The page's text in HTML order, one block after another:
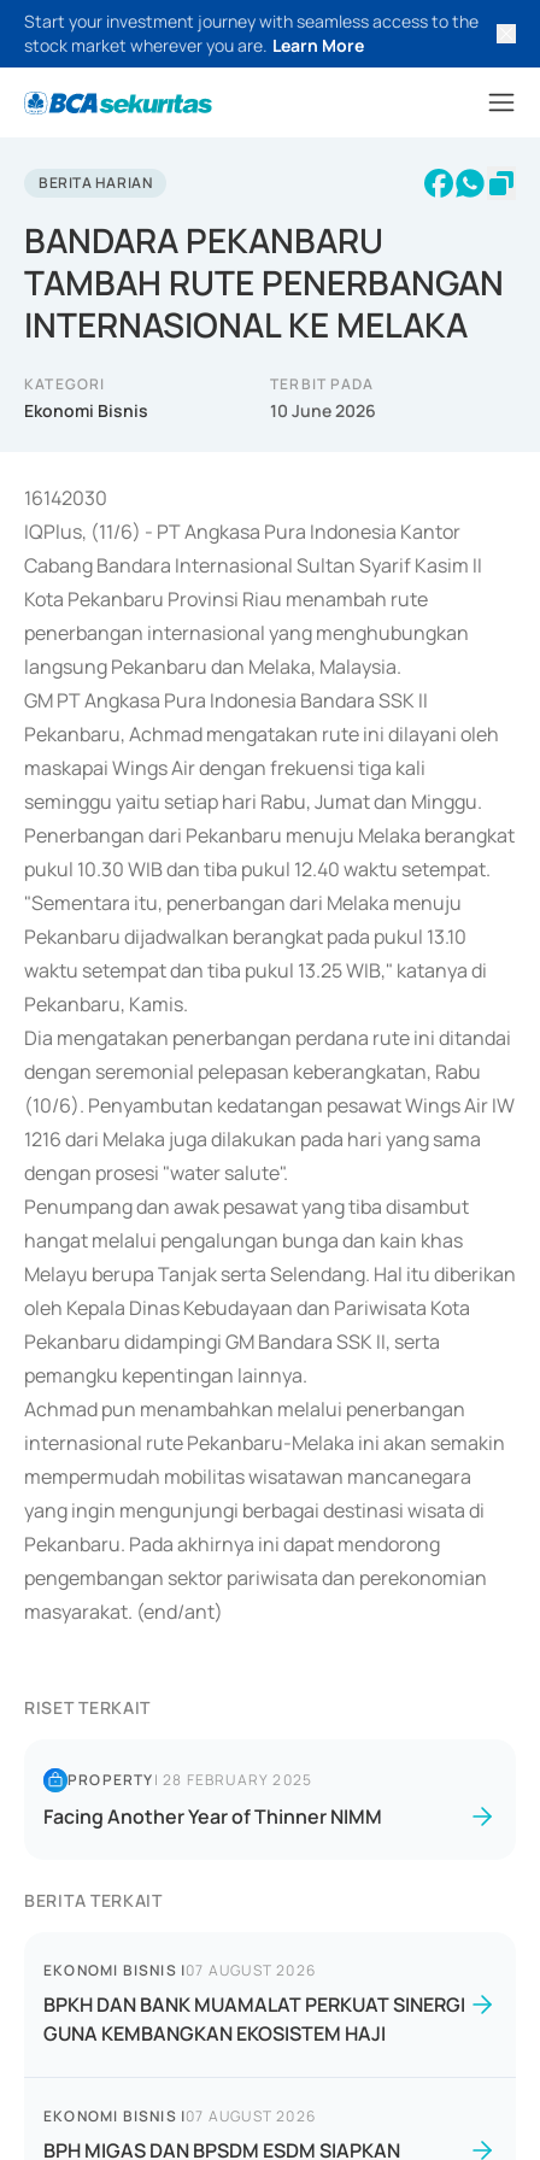
Start your investment journey with seamless access to the
stock market wherever you are. Learn More
BERITA HARIAN
BANDARA PEKANBARU
TAMBAH RUTE PENERBANGAN
INTERNASIONAL KE MELAKA
KATEGORI
Ekonomi Bisnis
TERBIT PADA
10 June 2026
16142030
IQPlus, (11/6) - PT Angkasa Pura Indonesia Kantor
Cabang Bandara Internasional Sultan Syarif Kasim II
Kota Pekanbaru Provinsi Riau menambah rute
penerbangan internasional yang menghubungkan
langsung Pekanbaru dan Melaka, Malaysia.
GM PT Angkasa Pura Indonesia Bandara SSK II
Pekanbaru, Achmad mengatakan rute ini dilayani oleh
maskapai Wings Air dengan frekuensi tiga kali
seminggu yaitu setiap hari Rabu, Jumat dan Minggu.
Penerbangan dari Pekanbaru menuju Melaka berangkat
pukul 10.30 WIB dan tiba pukul 12.40 waktu setempat.
"Sementara itu, penerbangan dari Melaka menuju
Pekanbaru dijadwalkan berangkat pada pukul 13.10
waktu setempat dan tiba pukul 13.25 WIB," katanya di
Pekanbaru, Kamis.
Dia mengatakan penerbangan perdana rute ini ditandai
dengan seremonial pelepasan keberangkatan, Rabu
(10/6). Penyambutan kedatangan pesawat Wings Air IW
1216 dari Melaka juga dilakukan pada hari yang sama
dengan prosesi "water salute".
Penumpang dan awak pesawat yang tiba disambut
hangat melalui pengalungan bunga dan kain khas
Melayu berupa Tanjak serta Selendang. Hal itu diberikan
oleh Kepala Dinas Kebudayaan dan Pariwisata Kota
Pekanbaru didampingi GM Bandara SSK II, serta
pemangku kepentingan lainnya.
Achmad pun menambahkan melalui penerbangan
internasional rute Pekanbaru-Melaka ini akan semakin
mempermudah mobilitas wisatawan mancanegara
yang ingin mengunjungi berbagai destinasi wisata di
Pekanbaru. Pada akhirnya ini dapat mendorong
pengembangan sektor pariwisata dan perekonomian
masyarakat. (end/ant)
RISET TERKAIT
PROPERTY|28 FEBRUARY 2025
Facing Another Year of Thinner NIMM
BERITA TERKAIT
EKONOMI BISNIS |07 AUGUST 2026
BPKH DAN BANK MUAMALAT PERKUAT SINERGI
GUNA KEMBANGKAN EKOSISTEM HAJI
EKONOMI BISNIS |07 AUGUST 2026
BPH MIGAS DAN BPSDM ESDM SIAPKAN